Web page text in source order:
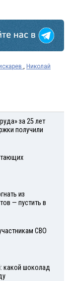
Николай
за 25 лет
получили
из
— пустить в
СВО
какой шоколад